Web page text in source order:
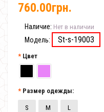
760.00грн.
Наличие: Нет в наличии
Модель: St-s-19003
Цвет
Размер одежды:
S M L